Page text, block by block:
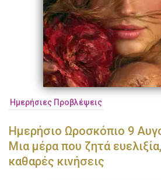
Ημερήσιες Προβλέψεις
Ημερήσιο Ωροσκόπιο 9
Μια μέρα που ζητά
καθαρές κινήσεις